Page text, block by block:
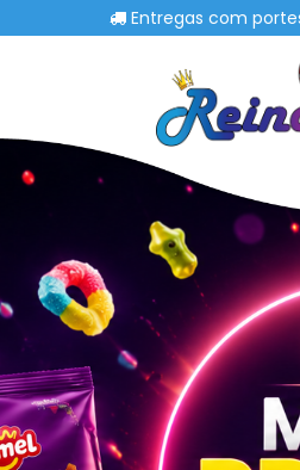
Entregas com portes Grátis a